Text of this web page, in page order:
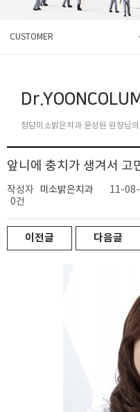
CUSTOMER
청담미소밝은치과 윤성원 원장님
앞니에 충치가 생겨서 고
작성자 미소밝은치과 11-
0건
이전글 다음글